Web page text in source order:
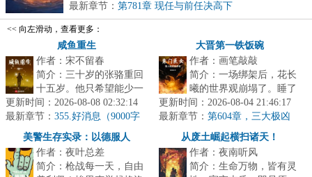
最新章节： 第781章 现任与前任决高下
<< 向左滑动，查看更多：
咸鱼重生
作者：宋不留春
简介：三十岁的张骆重回
十五岁。他只希望能少一
点遗憾。父母的遗憾，暗
恋的遗憾，成长的遗憾。
他其实所求...
更新时间：2026-08-08 02:32:14
最新章节： 355.好消息（9000字
更新）
大晋第一铁饭碗
作者：画笔敲敲
简介：一场绑架后，花长
曦的世界观崩塌了。睡了
一觉，一睁眼，视线里就
浮现出了一行字：[境界：
练气境/]...
更新时间：2026-08-04 21:46:17
最新章节： 第604章，三大极凶
（下）
美警生存实录：以德服人
作者：夜叶总差
简介：枪战每一天，自由
从废土崛起横扫诸天！
作者：夜南听风
简介：生命万物，皆有灵